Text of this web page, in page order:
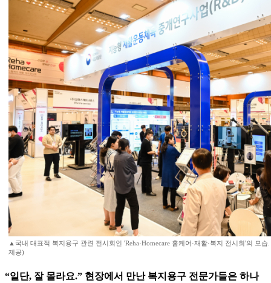
▲국내 대표적 복지용구 관련 전시회인 'Reha·Homecare 홈케어·재활·복지 전시회'의 모
제공)
“일단, 잘 몰라요.” 현장에서 만난 복지용구 전문가들은 하나